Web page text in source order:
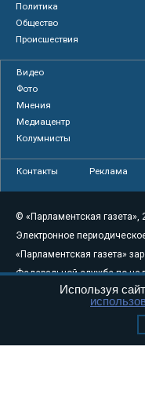
Политика
Общество
Происшествия
Видео
Фото
Мнения
Медиацентр
Колумнисты
Контакты Реклама
© «Парламентская газета»,
Электронное
«Парламентская газета»
Федеральной службе по
связи, информационных
массовых коммуникаций
Свидетельство о
Используя